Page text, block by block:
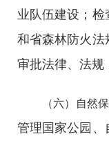
业队伍建设；
和省森林防火法
审批法律、法规
（六）自然
管理国家公园、